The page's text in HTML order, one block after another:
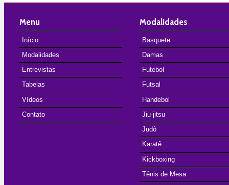
Menu
Início
Modalidades
Entrevistas
Tabelas
Vídeos
Contato
Modalidades
Basquete
Damas
Futebol
Futsal
Handebol
Jiu-jitsu
Judô
Karatê
Kickboxing
Tênis de Mesa